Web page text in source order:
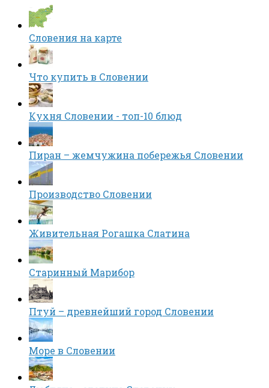
Словения на карте
Что купить в Словении
Кухня Словении - топ-10 блюд
Пиран – жемчужина побережья Словении
Производство Словении
Живительная Рогашка Слатина
Старинный Марибор
Птуй – древнейший город Словении
Море в Словении